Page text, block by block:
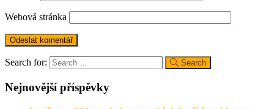
Webová stránka
Search for: Search
Nejnovější příspěvky